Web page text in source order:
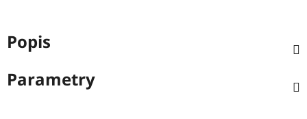
Popis
Parametry